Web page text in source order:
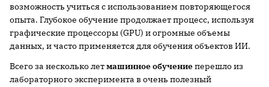
возможность учиться с использованием повторяющегося
опыта. Глубокое обучение продолжает процесс, используя
графические процессоры (GPU) и огромные объемы
данных, и часто применяется для обучения объектов ИИ.
Всего за несколько летмашинное обучениеперешло из
лабораторного эксперимента в очень полезный